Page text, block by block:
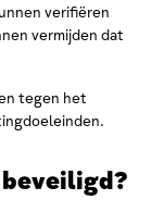
verifiëren
vermijden dat
tegen het
beveiligd?